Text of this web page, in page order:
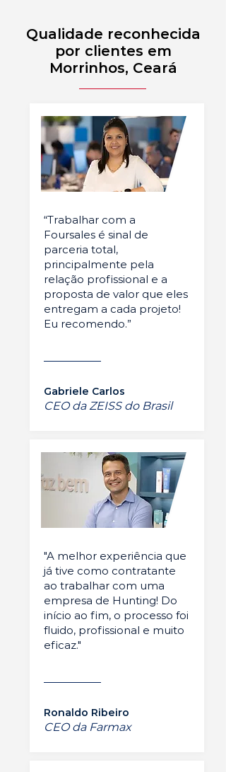
Qualidade reconhecida
por clientes em
Morrinhos, Ceará
“Trabalhar com a
Foursales é sinal de
parceria total,
principalmente pela
relação profissional e a
proposta de valor que eles
entregam a cada projeto!
Eu recomendo.”
Gabriele Carlos
CEO da ZEISS do Brasil
"A melhor experiência que
já tive como contratante
ao trabalhar com uma
empresa de Hunting! Do
início ao fim, o processo foi
fluido, profissional e muito
eficaz."
Ronaldo Ribeiro
CEO da Farmax